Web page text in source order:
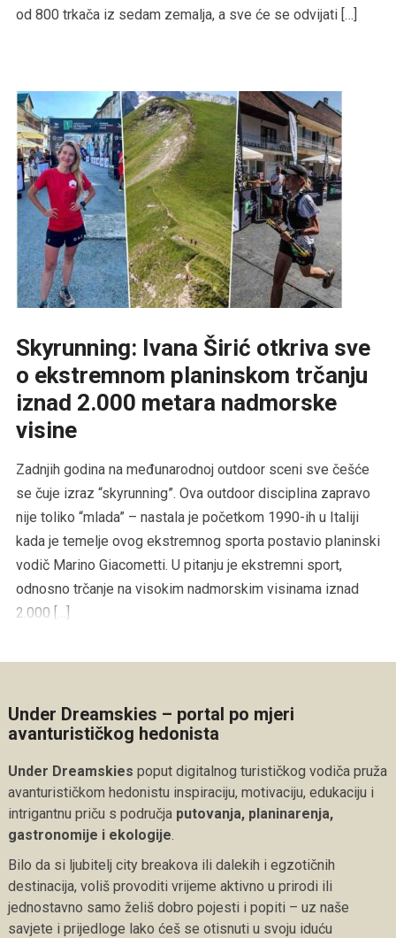
od 800 trkača iz sedam zemalja, a sve će se odvijati […]
Skyrunning: Ivana Širić otkriva sve
o ekstremnom planinskom trčanju
iznad 2.000 metara nadmorske
visine
Zadnjih godina na međunarodnoj outdoor sceni sve češće
se čuje izraz “skyrunning”. Ova outdoor disciplina zapravo
nije toliko “mlada” – nastala je početkom 1990-ih u Italiji
kada je temelje ovog ekstremnog sporta postavio planinski
vodič Marino Giacometti. U pitanju je ekstremni sport,
odnosno trčanje na visokim nadmorskim visinama iznad
2.000 […]
Under Dreamskies – portal po mjeri
avanturističkog hedonista
Under Dreamskies poput digitalnog turističkog vodiča pruža
avanturističkom hedonistu inspiraciju, motivaciju, edukaciju i
intrigantnu priču s područja putovanja, planinarenja,
gastronomije i ekologije.
Bilo da si ljubitelj city breakova ili dalekih i egzotičnih
destinacija, voliš provoditi vrijeme aktivno u prirodi ili
jednostavno samo želiš dobro pojesti i popiti – uz naše
savjete i prijedloge lako ćeš se otisnuti u svoju iduću